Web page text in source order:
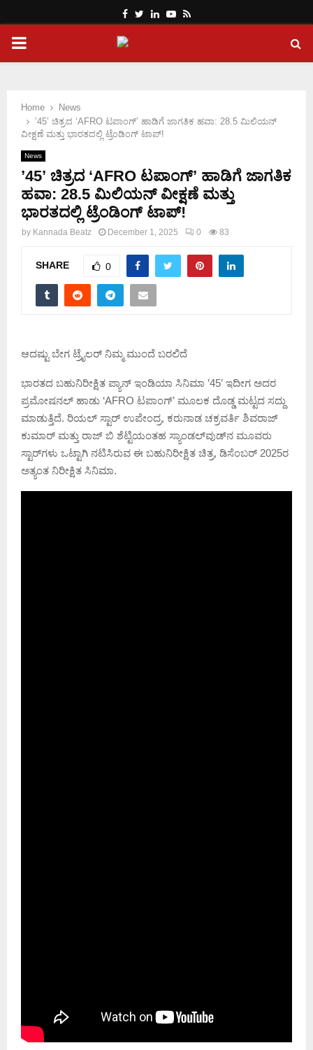
Facebook
Twitter
LinkedinYoutube
Rss
PRIMARY
Home
News
’45’ ಚಿತ್ರದ ‘AFRO ಟಪಾಂಗ್‌’ ಹಾಡಿಗೆ ಜಾಗತಿಕ ಹವಾ: 28.5 ಮಿಲಿಯನ್
ವೀಕ್ಷಣೆ ಮತ್ತು ಭಾರತದಲ್ಲಿ ಟ್ರೆಂಡಿಂಗ್ ಟಾಪ್!
News
’45’ ಚಿತ್ರದ ‘AFRO ಟಪಾಂಗ್‌’ ಹಾಡಿಗೆ ಜಾಗತಿಕ
ಹವಾ: 28.5 ಮಿಲಿಯನ್ ವೀಕ್ಷಣೆ ಮತ್ತು
ಭಾರತದಲ್ಲಿ ಟ್ರೆಂಡಿಂಗ್ ಟಾಪ್!
by Kannada Beatz December 1, 2025 0 83
SHARE 0
ಆದಷ್ಟು ಬೇಗ ಟ್ರೈಲರ್ ನಿಮ್ಮ ಮುಂದೆ ಬರಲಿದೆ
ಭಾರತದ ಬಹುನಿರೀಕ್ಷಿತ ಪ್ಯಾನ್ ಇಂಡಿಯಾ ಸಿನಿಮಾ ’45’ ಇದೀಗ ಅದರ
ಪ್ರಮೋಷನಲ್ ಹಾಡು ‘AFRO ಟಪಾಂಗ್‌’ ಮೂಲಕ ದೊಡ್ಡ ಮಟ್ಟದ ಸದ್ದು
ಮಾಡುತ್ತಿದೆ. ರಿಯಲ್ ಸ್ಟಾರ್ ಉಪೇಂದ್ರ, ಕರುನಾಡ ಚಕ್ರವರ್ತಿ ಶಿವರಾಜ್‌
ಕುಮಾರ್‌ ಮತ್ತು ರಾಜ್‌ ಬಿ ಶೆಟ್ಟಿಯಂತಹ ಸ್ಯಾಂಡಲ್‌ವುಡ್‌ನ ಮೂವರು
ಸ್ಟಾರ್‌ಗಳು ಒಟ್ಟಾಗಿ ನಟಿಸಿರುವ ಈ ಬಹುನಿರೀಕ್ಷಿತ ಚಿತ್ರ, ಡಿಸೆಂಬರ್ 2025ರ
ಅತ್ಯಂತ ನಿರೀಕ್ಷಿತ ಸಿನಿಮಾ.